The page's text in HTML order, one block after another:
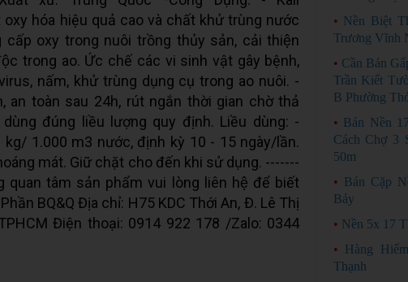
hóa hiệu quả cao và chất khử trùng nước
oxy trong nuôi trồng thủy sản, cải thiện
trong ao. Ức chế các vi sinh vật gây bệnh,
nấm, khử trùng dụng cụ trong ao nuôi. -
an toàn sau 24h, rút ngắn thời gian chờ thả
đúng liều lượng quy định. Liều dùng: -
kg/ 1.000 m3 nước, định kỳ 10 - 15 ngày/lần.
mát. Giữ chặt cho đến khi sử dụng. -------
quan tâm sản phẩm vui lòng liên hệ để biết
BQ&Q Địa chỉ: H75 KDC Thới An, Đ. Lê Thị
Điện thoại: 0914 922 178 /Zalo: 0344
• Nền Biệt
Trương Vĩnh
• Cần Bán
Trần Kiết
B Phường
• Bán Nền
Cách Chợ 3
50m
• Bán Cặp
Bảy
• Nền 5x 17
• Hàng
Thạnh